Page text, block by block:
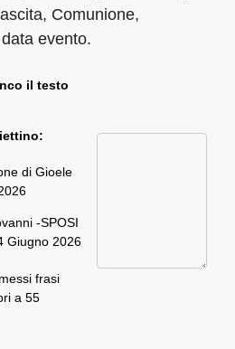
Comunione,
evento.
il testo
di Gioele
-SPOSI
Giugno 2026
frasi
a 55